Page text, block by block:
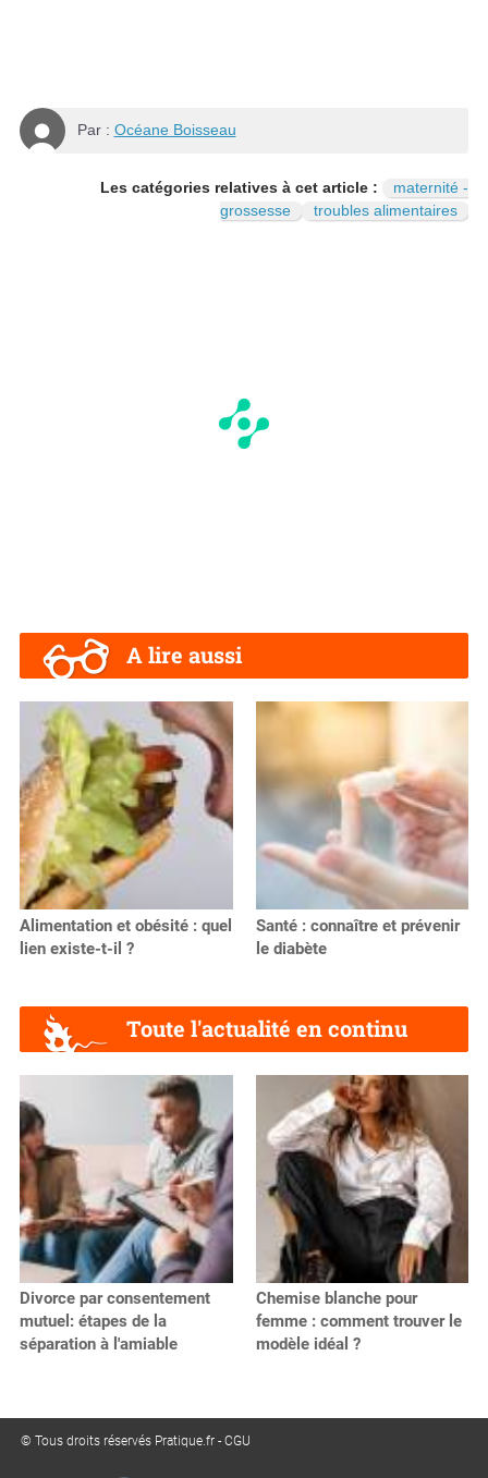
Par : Océane Boisseau
Les catégories relatives à cet article :
maternité -
grossesse
troubles alimentaires
A lire aussi
Alimentation et obésité : quel
lien existe-t-il ?
Santé : connaître et prévenir
le diabète
Toute l'actualité en continu
Divorce par consentement
mutuel: étapes de la
séparation à l'amiable
Chemise blanche pour
femme : comment trouver le
modèle idéal ?
© Tous droits réservés Pratique.fr -CGU